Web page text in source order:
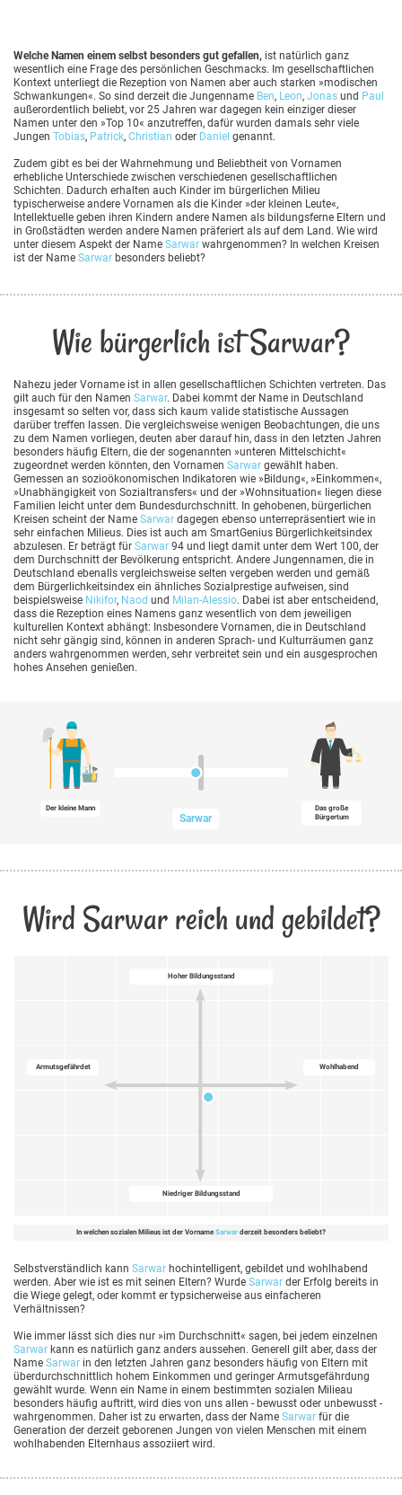
Welche Namen einem selbst besonders gut gefallen, ist natürlich ganz
wesentlich eine Frage des persönlichen Geschmacks. Im gesellschaftlichen
Kontext unterliegt die Rezeption von Namen aber auch starken »modischen
Schwankungen«. So sind derzeit die Jungenname Ben, Leon, Jonas und Paul
außerordentlich beliebt, vor 25 Jahren war dagegen kein einziger dieser
Namen unter den »Top 10« anzutreffen, dafür wurden damals sehr viele
Jungen Tobias, Patrick, Christian oder Daniel genannt.
Zudem gibt es bei der Wahrnehmung und Beliebtheit von Vornamen
erhebliche Unterschiede zwischen verschiedenen gesellschaftlichen
Schichten. Dadurch erhalten auch Kinder im bürgerlichen Milieu
typischerweise andere Vornamen als die Kinder »der kleinen Leute«,
Intellektuelle geben ihren Kindern andere Namen als bildungsferne Eltern und
in Großstädten werden andere Namen präferiert als auf dem Land. Wie wird
unter diesem Aspekt der Name Sarwar wahrgenommen? In welchen Kreisen
ist der Name Sarwar besonders beliebt?
Wie bürgerlich ist Sarwar?
Nahezu jeder Vorname ist in allen gesellschaftlichen Schichten vertreten. Das
gilt auch für den Namen Sarwar. Dabei kommt der Name in Deutschland
insgesamt so selten vor, dass sich kaum valide statistische Aussagen
darüber treffen lassen. Die vergleichsweise wenigen Beobachtungen, die uns
zu dem Namen vorliegen, deuten aber darauf hin, dass in den letzten Jahren
besonders häufig Eltern, die der sogenannten »unteren Mittelschicht«
zugeordnet werden könnten, den Vornamen Sarwar gewählt haben.
Gemessen an sozioökonomischen Indikatoren wie »Bildung«, »Einkommen«,
»Unabhängigkeit von Sozialtransfers« und der »Wohnsituation« liegen diese
Familien leicht unter dem Bundesdurchschnitt. In gehobenen, bürgerlichen
Kreisen scheint der Name Sarwar dagegen ebenso unterrepräsentiert wie in
sehr einfachen Milieus. Dies ist auch am SmartGenius Bürgerlichkeitsindex
abzulesen. Er beträgt für Sarwar 94 und liegt damit unter dem Wert 100, der
dem Durchschnitt der Bevölkerung entspricht. Andere Jungennamen, die in
Deutschland ebenalls vergleichsweise selten vergeben werden und gemäß
dem Bürgerlichkeitsindex ein ähnliches Sozialprestige aufweisen, sind
beispielsweise Nikifor, Naod und Milan-Alessio. Dabei ist aber entscheidend,
dass die Rezeption eines Namens ganz wesentlich von dem jeweiligen
kulturellen Kontext abhängt: Insbesondere Vornamen, die in Deutschland
nicht sehr gängig sind, können in anderen Sprach- und Kulturräumen ganz
anders wahrgenommen werden, sehr verbreitet sein und ein ausgesprochen
hohes Ansehen genießen.
Der kleine Mann
Sarwar
Das große
Bürgertum
Wird Sarwar reich und gebildet?
Hoher Bildungsstand
Wohlhabend
Niedriger Bildungsstand
Armutsgefährdet
In welchen sozialen Milieus ist der Vorname Sarwar derzeit besonders beliebt?
Selbstverständlich kann Sarwar hochintelligent, gebildet und wohlhabend
werden. Aber wie ist es mit seinen Eltern? Wurde Sarwar der Erfolg bereits in
die Wiege gelegt, oder kommt er typsicherweise aus einfacheren
Verhältnissen?
Wie immer lässt sich dies nur »im Durchschnitt« sagen, bei jedem einzelnen
Sarwar kann es natürlich ganz anders aussehen. Generell gilt aber, dass der
Name Sarwar in den letzten Jahren ganz besonders häufig von Eltern mit
überdurchschnittlich hohem Einkommen und geringer Armutsgefährdung
gewählt wurde. Wenn ein Name in einem bestimmten sozialen Milieau
besonders häufig auftritt, wird dies von uns allen - bewusst oder unbewusst -
wahrgenommen. Daher ist zu erwarten, dass der Name Sarwar für die
Generation der derzeit geborenen Jungen von vielen Menschen mit einem
wohlhabenden Elternhaus assoziiert wird.